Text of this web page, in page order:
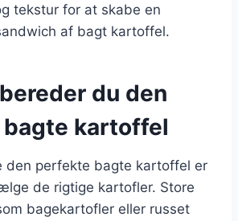
tekstur for at skabe en
af bagt kartoffel.
du den
kartoffel
den perfekte bagte kartoffel er
de rigtige kartofler. Store
bagekartofler eller russet